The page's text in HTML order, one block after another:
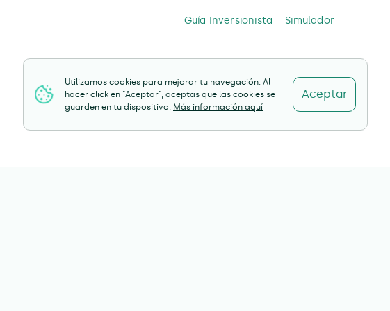
Guía Inversionista Simulador
Utilizamos cookies para mejorar tu navegación. Al
hacer click en "Aceptar", aceptas que las cookies se
guarden en tu dispositivo. Más información aquí
Aceptar